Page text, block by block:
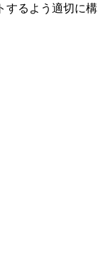
するよう適切に構